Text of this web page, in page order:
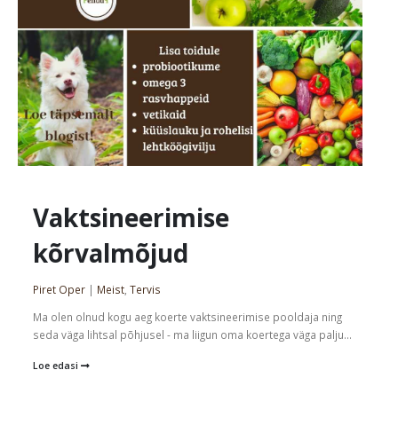
Vaktsineerimise
kõrvalmõjud
Piret Oper | Meist, Tervis
Ma olen olnud kogu aeg koerte vaktsineerimise pooldaja ning
seda väga lihtsal põhjusel - ma liigun oma koertega väga palju...
Loe edasi